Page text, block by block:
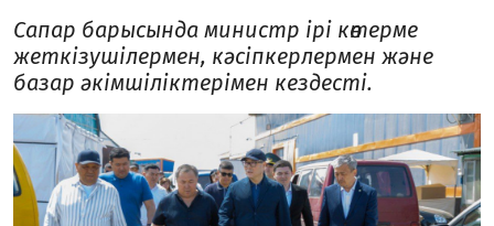
Сапар барысында министр ірі көтерме
жеткізушілермен, кәсіпкерлермен және
базар әкімшіліктерімен кездесті.